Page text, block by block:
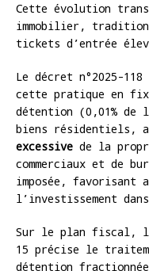
Cette évolution
immobilier,
tickets d’entrée
Le décret n°2025-
cette pratique en
détention (0,01%
biens résidentiels,
excessive de la
commerciaux et de
imposée, favorisant
l’investissement
Sur le plan fiscal,
15 précise le
détention